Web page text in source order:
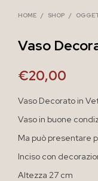
HOME / SHOP /
Vaso
€20,00
Vaso Decorato in
Vaso in buone
Ma può presentare
Inciso con
Altezza 27 cm